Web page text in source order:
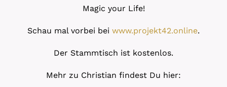
Magic your Life!
Schau mal vorbei bei www.projekt42.online.
Der Stammtisch ist kostenlos.
Mehr zu Christian findest Du hier: